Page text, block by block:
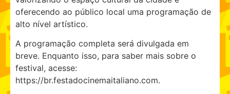
oferecendo ao público local uma programação de
alto nível artístico.
A programação completa será divulgada em
breve. Enquanto isso, para saber mais sobre o
festival, acesse:
https://br.festadocinemaitaliano.com.